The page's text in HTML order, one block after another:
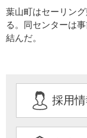
葉山町はセーリン
る。同センターは
結んだ。
採用